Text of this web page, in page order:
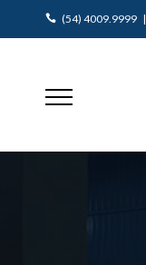
(54) 4009.9999 |